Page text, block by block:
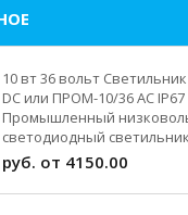
10 вт 36 вольт
DC или ПРОМ-10/36 AC IP67
Промышленный
светодиодный светильник
руб. от 4150.00